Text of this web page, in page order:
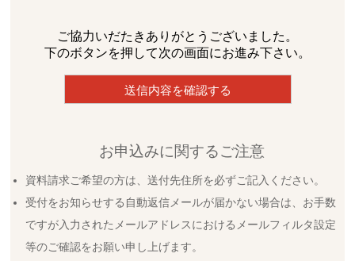
ご協力いだたきありがとうございました。
下のボタンを押して次の画面にお進み下さい。
お申込みに関するご注意
資料請求ご希望の方は、送付先住所を必ずご記入ください。
受付をお知らせする自動返信メールが届かない場合は、お手数
ですが入力されたメールアドレスにおけるメールフィルタ設定
等のご確認をお願い申し上げます。